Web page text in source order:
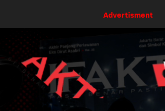
Advertisment